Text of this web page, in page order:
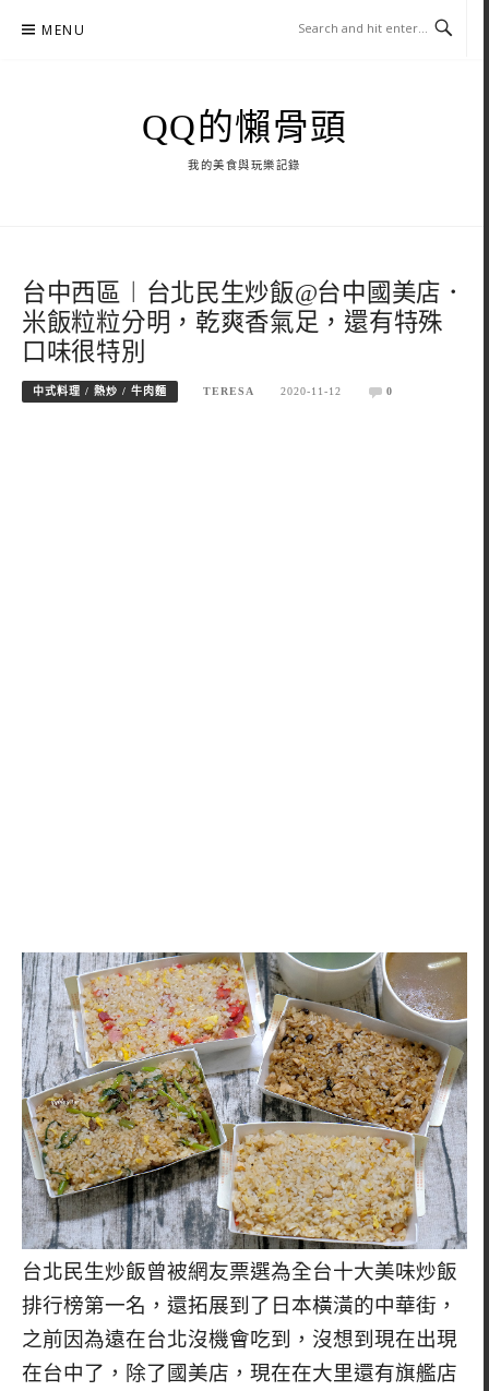
MENU
QQ的懶骨頭
我的美食與玩樂記錄
台中西區︱台北民生炒飯@台中國美店．
米飯粒粒分明，乾爽香氣足，還有特殊
口味很特別
中式料理 / 熱炒 / 牛肉麵 TERESA 2020-11-12 0
台北民生炒飯曾被網友票選為全台十大美味炒飯
排行榜第一名，還拓展到了日本橫潢的中華街，
之前因為遠在台北沒機會吃到，沒想到現在出現
在台中了，除了國美店，現在在大里還有旗艦店